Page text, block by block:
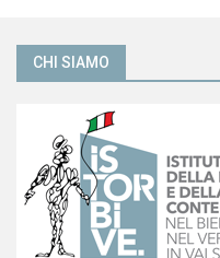
CHI SIAMO